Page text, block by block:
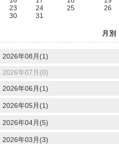
23
24 25 26
30
31
月別
2026年08月(1)
2026年07月(0)
2026年06月(1)
2026年05月(1)
2026年04月(5)
2026年03月(3)